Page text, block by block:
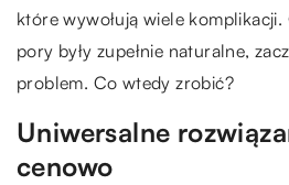
które wywołują wiele
pory były zupełnie naturalne,
problem. Co wtedy zrobić?
Uniwersalne
cenowo